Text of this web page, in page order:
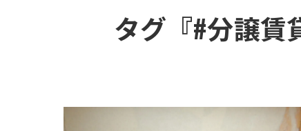
タグ『#分譲賃